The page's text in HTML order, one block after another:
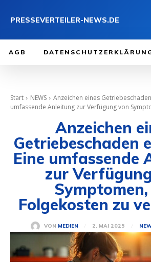
PRESSEVERTEILER-NEWS.DE
AGB
Start NEWS
Anzeichen eines
umfassende Anleitung zur Verfügung von
Anzeichen
Getriebeschaden
Eine umfassende
zur
Folgekosten zu
VON MEDIEN 2. MAI 2025